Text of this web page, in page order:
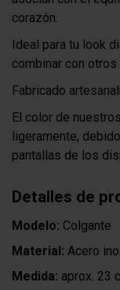
corazón.
Ideal para tu look
combinar con
Fabricado
El color de
ligeramente,
pantallas de los
Detalles de
Modelo: Colgante
Material: Acero
Medida: aprox. 23